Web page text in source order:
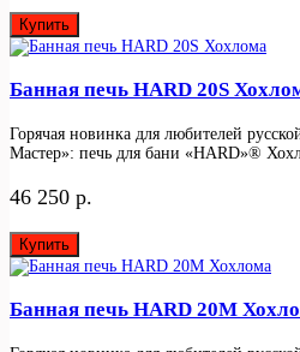
Купить
Банная печь HARD 20S
Горячая новинка для любителей
Мастер»: печь для бани «HARD»®
46 250 р.
Купить
Банная печь HARD 20М